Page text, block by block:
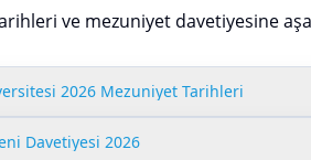
ve mezuniyet davetiyesine
2026 Mezuniyet Tarihleri
Davetiyesi 2026